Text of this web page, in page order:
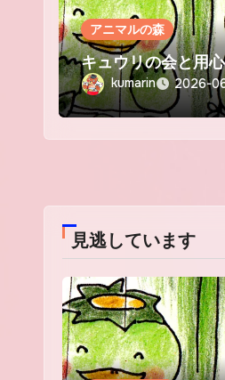
アニマルの森
キュウリの会と用
kumarin 2026-
見逃しています